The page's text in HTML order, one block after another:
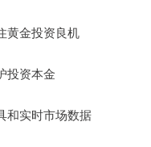
黄金投资良机
投资本金
和实时市场数据